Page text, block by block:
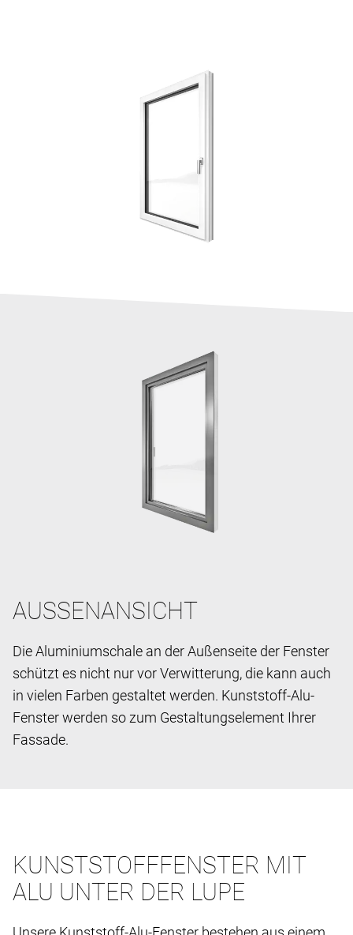
AUSSENANSICHT
Die Aluminiumschale an der Außenseite der Fenster
schützt es nicht nur vor Verwitterung, die kann auch
in vielen Farben gestaltet werden. Kunststoff-Alu-
Fenster werden so zum Gestaltungselement Ihrer
Fassade.
KUNSTSTOFFFENSTER MIT
ALU UNTER DER LUPE